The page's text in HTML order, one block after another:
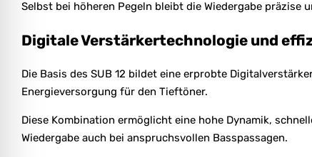
Selbst bei höheren Pegeln bleibt die Wiedergabe
Digitale Verstärkertechnologie und
Die Basis des SUB 12 bildet eine erprobte
Energieversorgung für den Tieftöner.
Diese Kombination ermöglicht eine hohe Dynamik,
Wiedergabe auch bei anspruchsvollen Basspassagen.